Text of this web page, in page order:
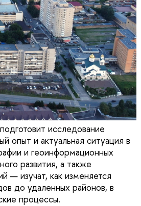
исследование
опыт и актуальная ситуация в
и геоинформационных
развития, а также
— изучат, как изменяется
до удаленных районов, в
процессы.